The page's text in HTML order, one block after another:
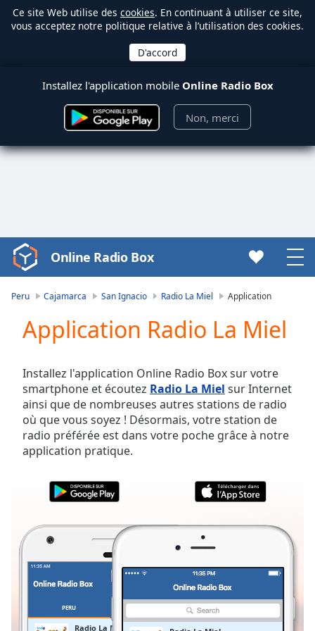
Ce site Web utilise des cookies. En continuant à utiliser ce site,
vous acceptez notre politique relative à l’utilisation des cookies.
Installez l'application mobile Online Radio Box
Non, merci
Video
Player
Play
Video
Skip
Backward
Skip
Forward
Mute
Current
Time0:00
Duration-:-
Stream
Type
LIVE
Seek to
currently
Remaining
Online Radio Box
Peru Cajamarca San Ignacio Radio La Miel Application
Application Radio La Miel
Installez l'application Online Radio Box sur votre
smartphone et écoutez Radio La Miel sur Internet
ainsi que de nombreuses autres stations de radio
où que vous soyez ! Désormais, votre station de
radio préférée est dans votre poche grâce à notre
application pratique.
PERU
Radio La Miel